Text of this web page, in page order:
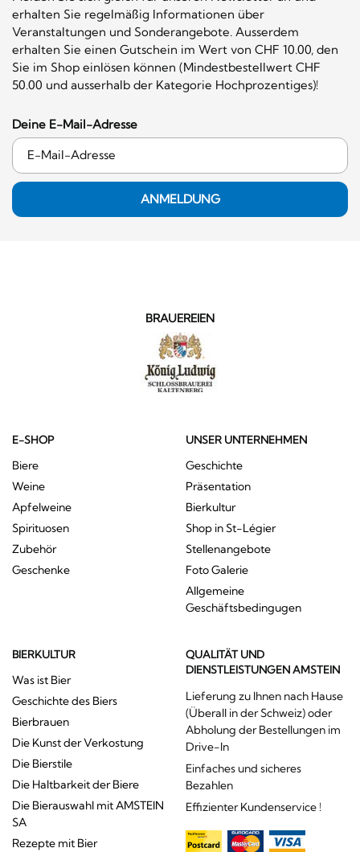
erhalten Sie regelmäßig Informationen über
Veranstaltungen und Sonderangebote. Ausserdem
erhalten Sie einen Gutschein im Wert von CHF 10.00, den
Sie im Shop einlösen können (Mindestbestellwert CHF
50.00 und ausserhalb der Kategorie Hochprozentiges)!
Deine E-Mail-Adresse
ANMELDUNG
BRAUEREIEN
E-SHOP
Biere
Weine
Apfelweine
Spirituosen
Zubehör
Geschenke
UNSER UNTERNEHMEN
Geschichte
Präsentation
Bierkultur
Shop in St-Légier
Stellenangebote
Foto Galerie
Allgemeine
Geschäftsbedingugen
BIERKULTUR
Was ist Bier
Geschichte des Biers
Bierbrauen
Die Kunst der Verkostung
Die Bierstile
Die Haltbarkeit der Biere
Die Bierauswahl mit AMSTEIN
SA
Rezepte mit Bier
QUALITÄT UND
DIENSTLEISTUNGEN AMSTEIN
Lieferung zu Ihnen nach Hause
(Überall in der Schweiz) oder
Abholung der Bestellungen im
Drive-In
Einfaches und sicheres
Bezahlen
Effizienter Kundenservice !